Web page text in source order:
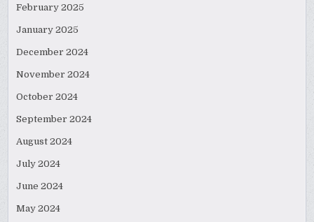
February 2025
January 2025
December 2024
November 2024
October 2024
September 2024
August 2024
July 2024
June 2024
May 2024